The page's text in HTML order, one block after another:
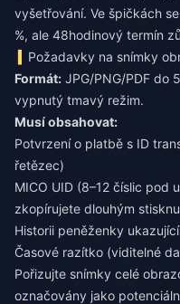
vyšetřování. Ve špičkách
%, ale 48hodinový termín
Požadavky na snímky
Formát: JPG/PNG/PDF do
vypnutý tmavý režim.
Musí obsahovat:
Potvrzení o platbě s ID
řetězec)
MICO UID (8–12 číslic pod
zkopírujete dlouhým
Historii peněženky
Časové razítko (viditelné
Pořizujte snímky celé
označovány jako